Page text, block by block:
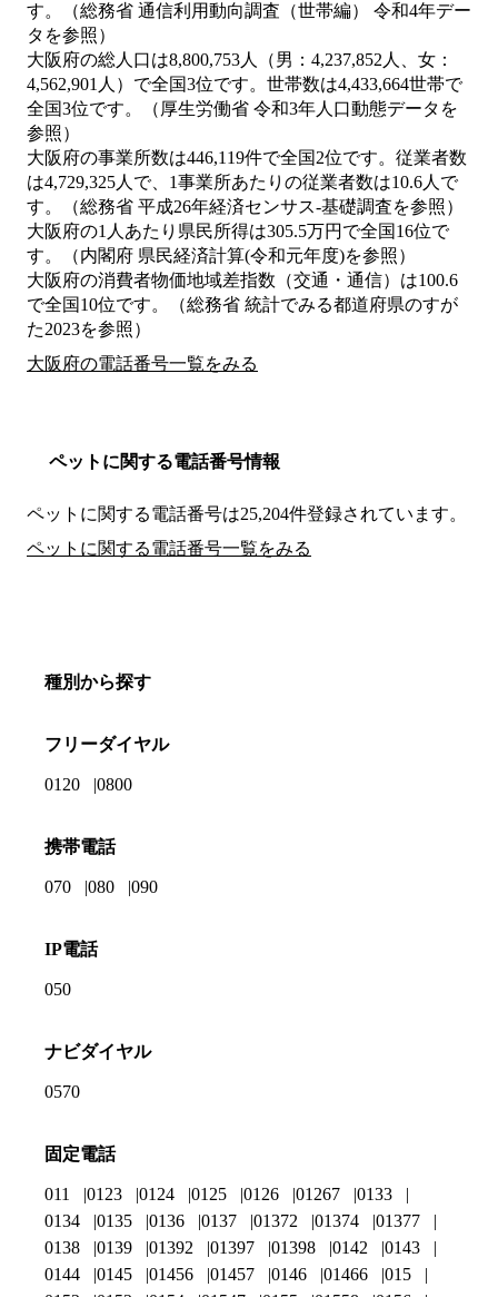
す。（総務省 通信利用動向調査（世帯編） 令和4年デー
タを参照）
大阪府の総人口は8,800,753人（男：4,237,852人、女：
4,562,901人）で全国3位です。世帯数は4,433,664世帯で
全国3位です。（厚生労働省 令和3年人口動態データを
参照）
大阪府の事業所数は446,119件で全国2位です。従業者数
は4,729,325人で、1事業所あたりの従業者数は10.6人で
す。（総務省 平成26年経済センサス‐基礎調査を参照）
大阪府の1人あたり県民所得は305.5万円で全国16位で
す。（内閣府 県民経済計算(令和元年度)を参照）
大阪府の消費者物価地域差指数（交通・通信）は100.6
で全国10位です。（総務省 統計でみる都道府県のすが
た2023を参照）
大阪府の電話番号一覧をみる
ペットに関する電話番号情報
ペットに関する電話番号は25,204件登録されています。
ペットに関する電話番号一覧をみる
種別から探す
フリーダイヤル
0120 0800
携帯電話
070 080 090
IP電話
050
ナビダイヤル
0570
固定電話
011 0123 0124 0125 0126 01267
0133
0134
0135 0136 0137 01372 01374
01377
0138
0139 01392 01397 01398 0142
0143
0144
0145 01456 01457 0146 01466
015